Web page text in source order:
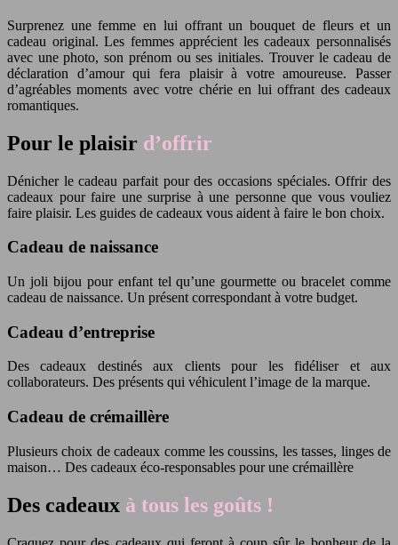
Surprenez une femme en lui offrant un bouquet de fleurs et un
cadeau original. Les femmes apprécient les cadeaux personnalisés
avec une photo, son prénom ou ses initiales. Trouver le cadeau de
déclaration d’amour qui fera plaisir à votre amoureuse. Passer
d’agréables moments avec votre chérie en lui offrant des cadeaux
romantiques.
Pour le plaisir d’offrir
Dénicher le cadeau parfait pour des occasions spéciales. Offrir des
cadeaux pour faire une surprise à une personne que vous vouliez
faire plaisir. Les guides de cadeaux vous aident à faire le bon choix.
Cadeau de naissance
Un joli bijou pour enfant tel qu’une gourmette ou bracelet comme
cadeau de naissance. Un présent correspondant à votre budget.
Cadeau d’entreprise
Des cadeaux destinés aux clients pour les fidéliser et aux
collaborateurs. Des présents qui véhiculent l’image de la marque.
Cadeau de crémaillère
Plusieurs choix de cadeaux comme les coussins, les tasses, linges de
maison… Des cadeaux éco-responsables pour une crémaillère
Des cadeaux à tous les goûts !